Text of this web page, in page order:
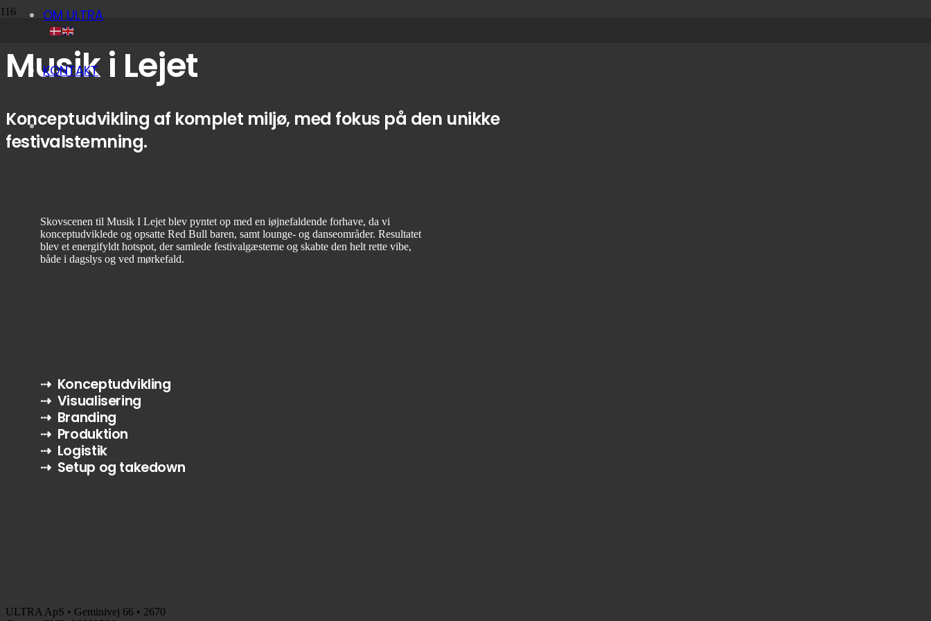
OM ULTRA
KONTAKT
Musik i Lejet
Konceptudvikling af komplet miljø, med fokus på den unikke
festivalstemning.
Skovscenen til Musik I Lejet blev pyntet op med en iøjnefaldende forhave, da vi
konceptudviklede og opsatte Red Bull baren, samt lounge- og danseområder. Resultatet
blev et energifyldt hotspot, der samlede festivalgæsterne og skabte den helt rette vibe,
både i dagslys og ved mørkefald.
⇢ Konceptudvikling
⇢ Visualisering
⇢ Branding
⇢ Produktion
⇢ Logistik
⇢ Setup og takedown
ULTRA ApS • Geminivej 66 • 2670